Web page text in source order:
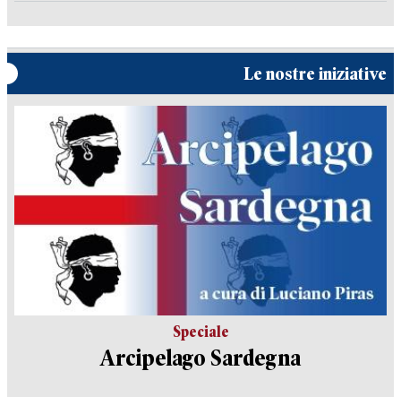
Le nostre iniziative
Speciale
Arcipelago Sardegna